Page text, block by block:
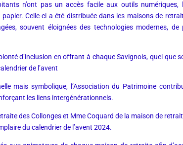
n’ont pas un accès facile aux outils numériques,
Celle-ci a été distribuée dans les maisons de
souvent éloignées des technologies modernes,
d’inclusion en offrant à chaque Savignois, quel que
de l’avent
mais symbolique, l’Association du Patrimoine
les liens intergénérationnels.
des Collonges et Mme Coquard de la maison de
du calendrier de l’avent 2024.